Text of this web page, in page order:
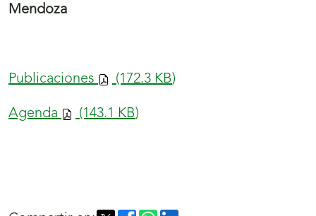
Mendoza
Publicaciones (172.3 KB)
Agenda (143.1 KB)